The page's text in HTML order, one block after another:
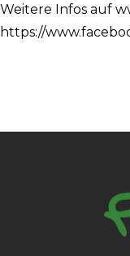
Weitere Infos auf
https://